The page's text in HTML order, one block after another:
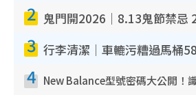
2
3
4